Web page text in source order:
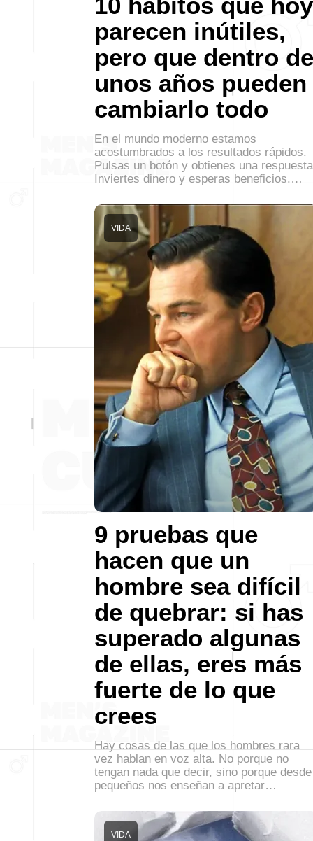
parecen inútiles,
pero que dentro de
unos años pueden
cambiarlo todo
En el mundo moderno estamos
acostumbrados a los resultados rápidos.
Pulsas un botón y obtienes una
Inviertes dinero y esperas beneficios.…
9 pruebas que
hacen que un
hombre sea difícil
de quebrar: si has
superado algunas
de ellas, eres más
fuerte de lo que
crees
VIDA
Hay cosas de las que los hombres rara
vez hablan en voz alta. No porque no
tengan nada que decir, sino porque desde
pequeños nos enseñan a apretar…
VIDA